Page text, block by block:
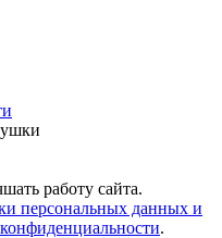
работу сайта.
персональных данных и
.